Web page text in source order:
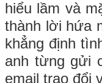
hiểu lầm và
thành lời hứa
khẳng định
anh từng gửi
email trao đổi